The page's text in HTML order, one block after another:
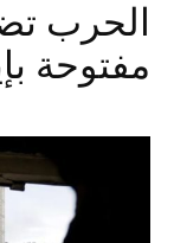
الحرب
مفتوحة